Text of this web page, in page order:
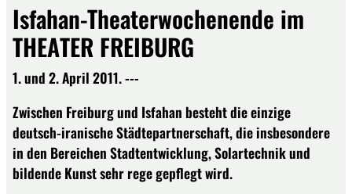
Isfahan-Theaterwochenende im
THEATER FREIBURG
1. und 2. April 2011. ---
Zwischen Freiburg und Isfahan besteht die einzige
deutsch-iranische Städtepartnerschaft, die insbesondere
in den Bereichen Stadtentwicklung, Solartechnik und
bildende Kunst sehr rege gepflegt wird.